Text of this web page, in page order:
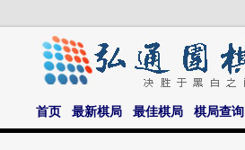
首页 最新棋局 最佳棋局 棋局查询